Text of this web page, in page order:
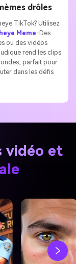
drôles
TikTok? Utilisez
Meme-Des
ou des vidéos
rend les clips
parfait pour
dans les défis
vidéo et